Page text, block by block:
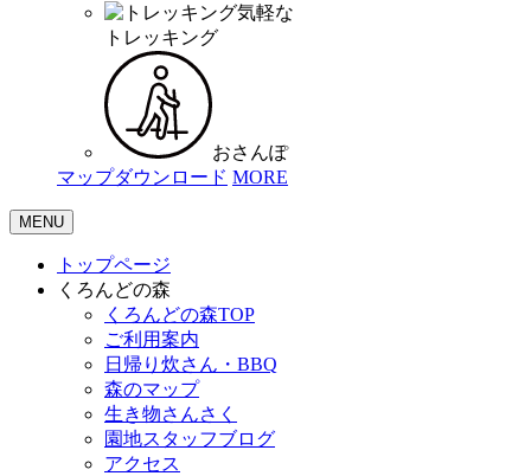
気軽な
トレッキング
おさんぽ
マップダウンロード MORE
MENU
トップページ
くろんどの森
くろんどの森TOP
ご利用案内
日帰り炊さん・BBQ
森のマップ
生き物さんさく
園地スタッフブログ
アクセス